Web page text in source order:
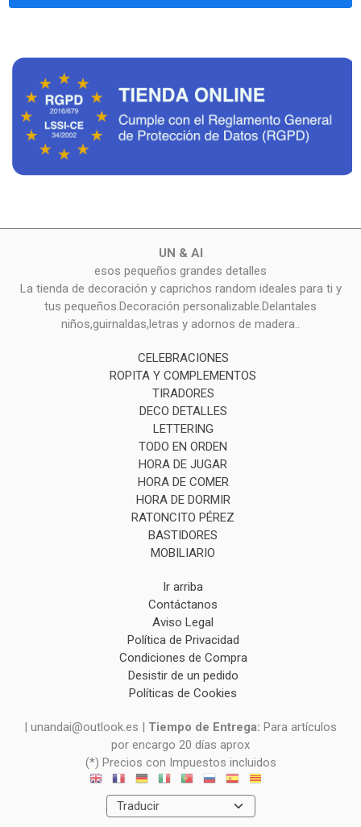
UN & AI
esos pequeños grandes detalles
La tienda de decoración y caprichos random ideales para ti y
tus pequeños.Decoración personalizable.Delantales
niños,guirnaldas,letras y adornos de madera..
CELEBRACIONES
ROPITA Y COMPLEMENTOS
TIRADORES
DECO DETALLES
LETTERING
TODO EN ORDEN
HORA DE JUGAR
HORA DE COMER
HORA DE DORMIR
RATONCITO PÉREZ
BASTIDORES
MOBILIARIO
Ir arriba
Contáctanos
Aviso Legal
Política de Privacidad
Condiciones de Compra
Desistir de un pedido
Políticas de Cookies
| unandai@outlook.es | Tiempo de Entrega: Para artículos
por encargo 20 días aprox
(*) Precios con Impuestos incluidos